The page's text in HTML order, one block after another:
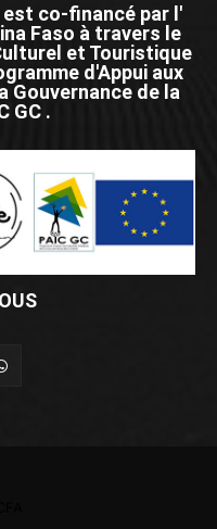
est co-financé par l'
Faso à travers le
et Touristique
d'Appui aux
Gouvernance de la
GC .